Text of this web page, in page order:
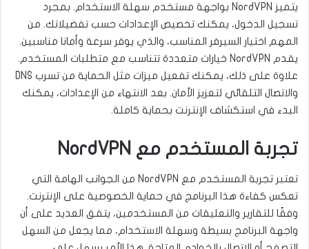
يتميز NordVPN بواجهة مستخدم سهلة الاستخدام. بمجرد
تسجيل الدخول، يمكنك تخصيص الإعدادات حسب تفضيلاتك. من
المهم اختيار السيرفر المناسب، والذي يوفر سرعة وأمانا مناسبين.
يقدم NordVPN خيارات متعددة تتناسب مع متطلبات المستخدم.
علاوة على ذلك، يمكنك تفعيل ميزات مثل الحماية من تسرب DNS
والاتصال التلقائي لتعزيز الأمان. بعد الانتهاء من الإعدادات، يمكنك
البدء في استكشاف الإنترنت بحماية كاملة.
تجربة المستخدم مع NordVPN
تعتبر تجربة المستخدم مع NordVPN من الجوانب الهامة التي
تعكس كفاءة هذا البرنامج في حماية الخصوصية على الإنترنت.
وفقًا للتقارير والتعليقات من المستخدمين، يتفق العديد على أن
واجهة البرنامج بسيطة وسهلة الاستخدام، مما يجعل من السهل